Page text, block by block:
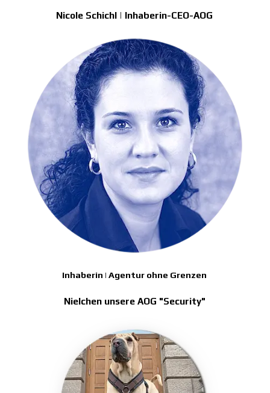
Nicole Schichl | Inhaberin-CEO-AOG
Inhaberin | Agentur ohne Grenzen
Nielchen unsere AOG "Security"